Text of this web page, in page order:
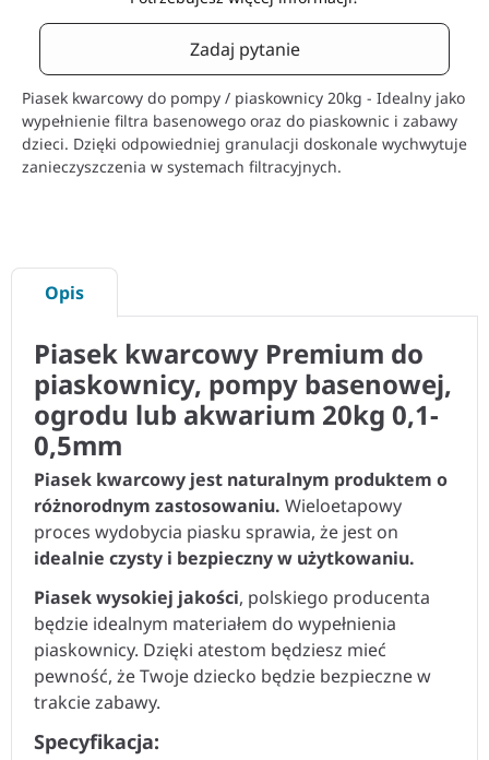
Zadaj pytanie
Piasek kwarcowy do pompy / piaskownicy 20kg - Idealny jako
wypełnienie filtra basenowego oraz do piaskownic i zabawy
dzieci. Dzięki odpowiedniej granulacji doskonale wychwytuje
zanieczyszczenia w systemach filtracyjnych.
Opis
Piasek kwarcowy Premium do
piaskownicy, pompy basenowej,
ogrodu lub akwarium 20kg 0,1-
0,5mm
Piasek kwarcowy jest naturalnym produktem o
różnorodnym zastosowaniu. Wieloetapowy
proces wydobycia piasku sprawia, że jest on
idealnie czysty i bezpieczny w użytkowaniu.
Piasek wysokiej jakości, polskiego producenta
będzie idealnym materiałem do wypełnienia
piaskownicy. Dzięki atestom będziesz mieć
pewność, że Twoje dziecko będzie bezpieczne w
trakcie zabawy.
Specyfikacja: